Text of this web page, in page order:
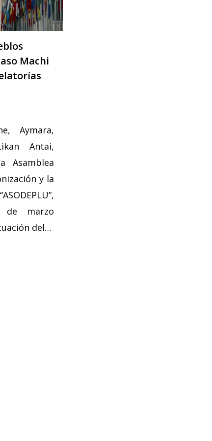
Machi
Aymara,
Antai,
Asamblea
y la
de marzo
del…